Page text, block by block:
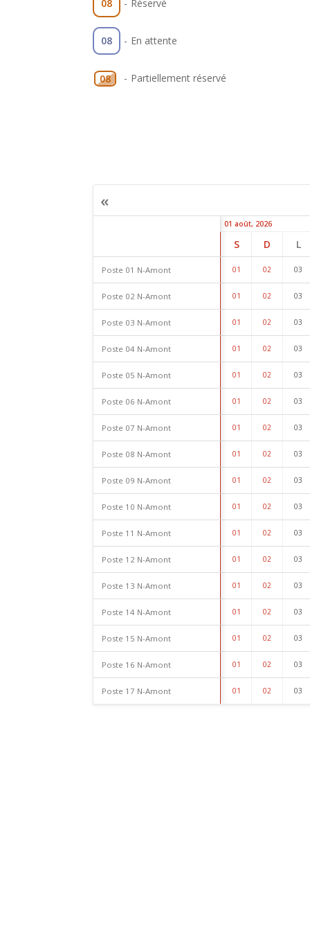
08 - Réservé
08 - En attente
08 - Partiellement réservé
«
Poste 01 N-Amont
Poste 02 N-Amont
Poste 03 N-Amont
Poste 04 N-Amont
Poste 05 N-Amont
Poste 06 N-Amont
Poste 07 N-Amont
Poste 08 N-Amont
Poste 09 N-Amont
Poste 10 N-Amont
Poste 11 N-Amont
Poste 12 N-Amont
Poste 13 N-Amont
Poste 14 N-Amont
Poste 15 N-Amont
Poste 16 N-Amont
Poste 17 N-Amont
01 août, 2026
S D L
01 02 03
01 02 03
01 02 03
01 02 03
01 02 03
01 02 03
01 02 03
01 02 03
01 02 03
01 02 03
01 02 03
01 02 03
01 02 03
01 02 03
01 02 03
01 02 03
01 02 03